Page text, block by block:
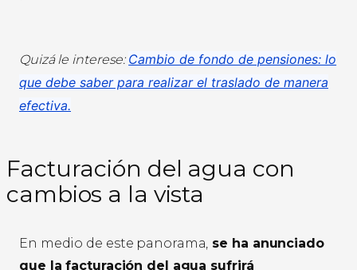
Quizá le interese: Cambio de fondo de pensiones: lo
que debe saber para realizar el traslado de manera
efectiva.
Facturación del agua con
cambios a la vista
En medio de este panorama, se ha anunciado
que la facturación del agua sufrirá